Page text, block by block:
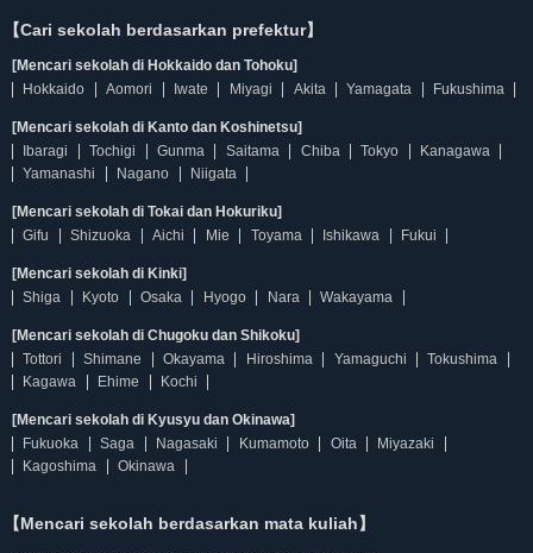
【Cari sekolah berdasarkan prefektur】
[Mencari sekolah di Hokkaido dan Tohoku]
Hokkaido
Aomori Iwate Miyagi Akita Yamagata Fukushima
[Mencari sekolah di Kanto dan Koshinetsu]
Ibaragi
Tochigi Gunma Saitama Chiba Tokyo
Kanagawa
Yamanashi
Nagano Niigata
[Mencari sekolah di Tokai dan Hokuriku]
Gifu
Shizuoka Aichi Mie Toyama Ishikawa Fukui
[Mencari sekolah di Kinki]
Shiga
Kyoto Osaka Hyogo Nara Wakayama
[Mencari sekolah di Chugoku dan Shikoku]
Tottori
Shimane Okayama Hiroshima Yamaguchi
Tokushima
Kagawa
Ehime Kochi
[Mencari sekolah di Kyusyu dan Okinawa]
Fukuoka
Saga Nagasaki Kumamoto Oita
Miyazaki
Kagoshima
Okinawa
【Mencari sekolah berdasarkan mata kuliah】